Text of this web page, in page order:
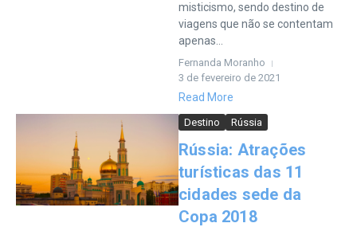
misticismo, sendo destino de
viagens que não se contentam
apenas...
Fernanda Moranho
3 de fevereiro de 2021
Read More
Destino Rússia
Rússia: Atrações
turísticas das 11
cidades sede da
Copa 2018